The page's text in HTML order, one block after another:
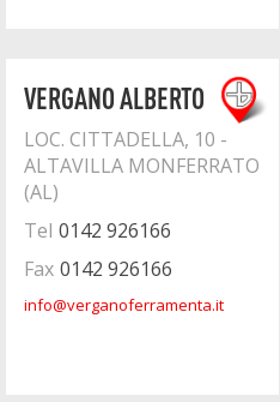
VERGANO ALBERTO
LOC. CITTADELLA, 10 -
ALTAVILLA MONFERRATO
(AL)
Tel 0142 926166
Fax 0142 926166
info@verganoferramenta.it